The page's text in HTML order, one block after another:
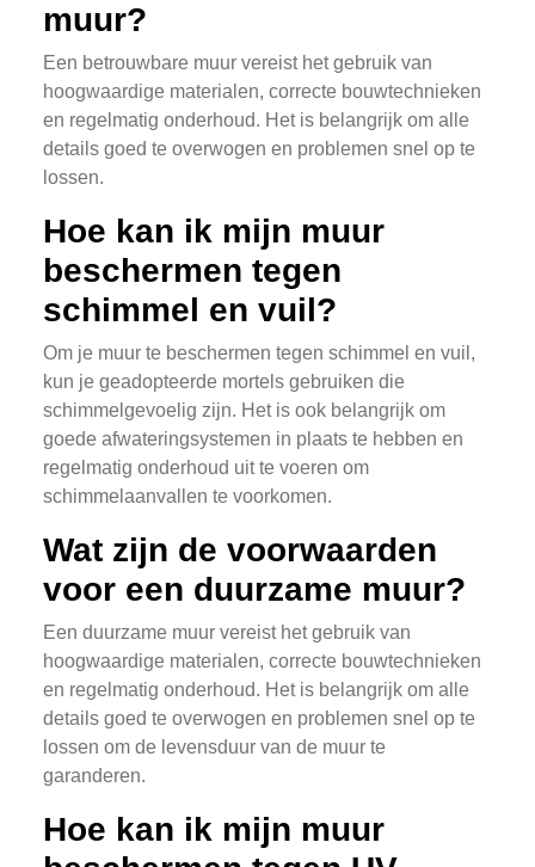
muur?
Een betrouwbare muur vereist het gebruik van
hoogwaardige materialen, correcte bouwtechnieken
en regelmatig onderhoud. Het is belangrijk om alle
details goed te overwogen en problemen snel op te
lossen.
Hoe kan ik mijn muur
beschermen tegen
schimmel en vuil?
Om je muur te beschermen tegen schimmel en vuil,
kun je geadopteerde mortels gebruiken die
schimmelgevoelig zijn. Het is ook belangrijk om
goede afwateringsystemen in plaats te hebben en
regelmatig onderhoud uit te voeren om
schimmelaanvallen te voorkomen.
Wat zijn de voorwaarden
voor een duurzame muur?
Een duurzame muur vereist het gebruik van
hoogwaardige materialen, correcte bouwtechnieken
en regelmatig onderhoud. Het is belangrijk om alle
details goed te overwogen en problemen snel op te
lossen om de levensduur van de muur te
garanderen.
Hoe kan ik mijn muur